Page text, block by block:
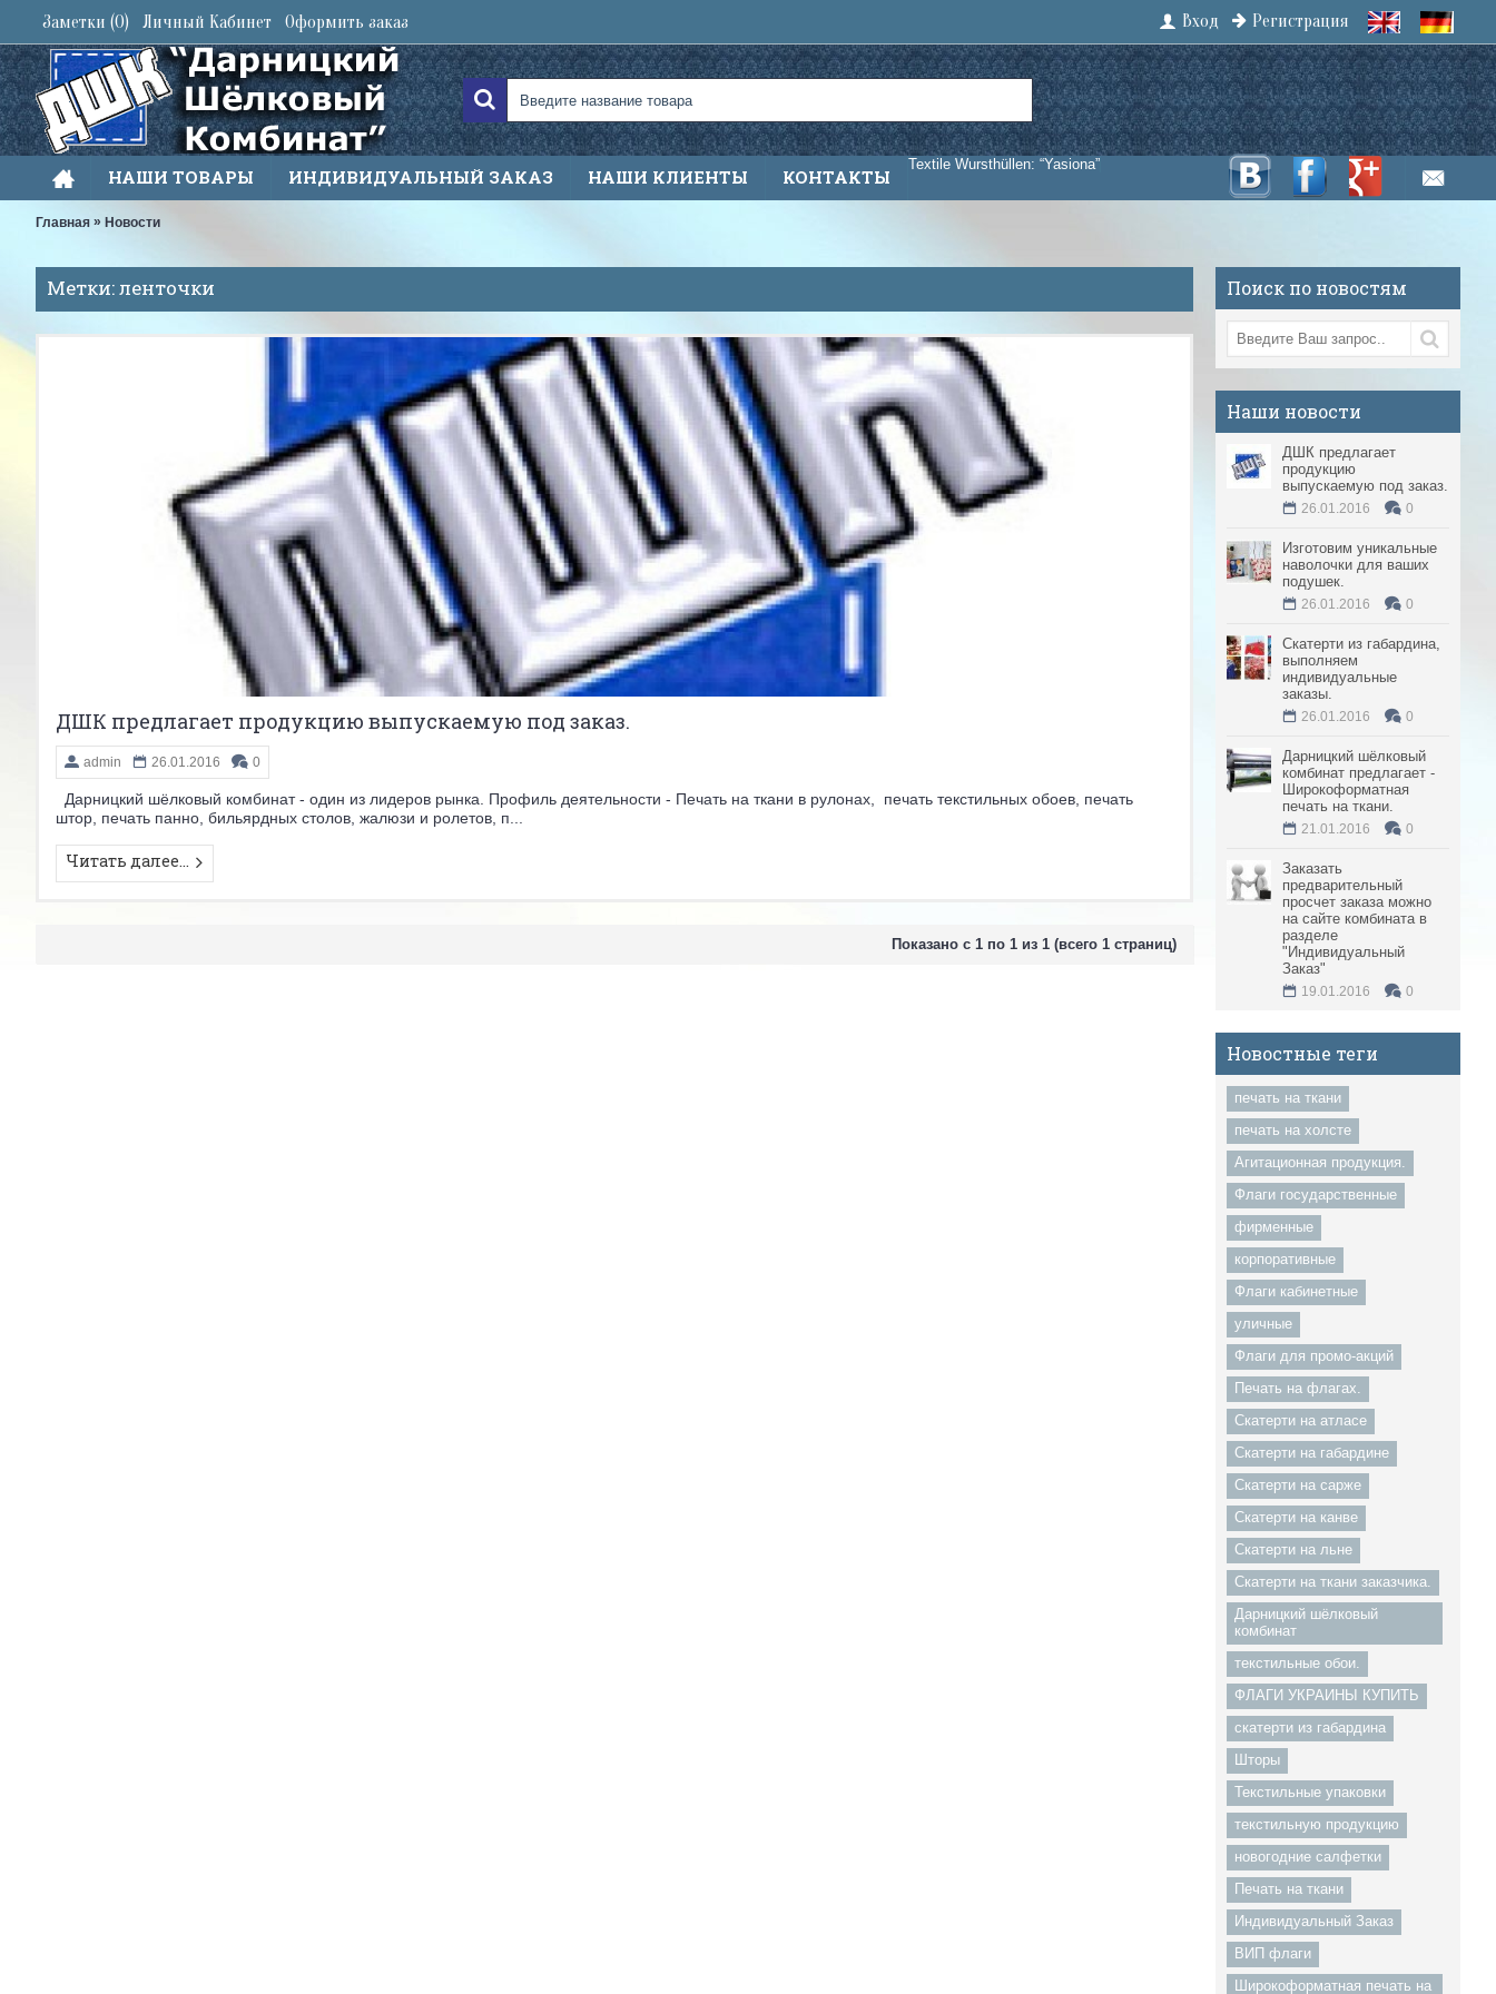
Заметки (0) Личный Кабинет Оформить заказ Вход Регистрация
НАШИ ТОВАРЫ ИНДИВИДУАЛЬНЫЙ ЗАКАЗ НАШИ КЛИЕНТЫ КОНТАКТЫ
Textile Wursthüllen: “Yasiona”
Главная » Новости
Поиск по новостям
Наши новости
ДШК предлагает
продукцию
выпускаемую под заказ.
26.01.2016 0
Изготовим уникальные
наволочки для ваших
подушек.
26.01.2016 0
Скатерти из габардина,
выполняем
индивидуальные
заказы.
26.01.2016 0
Дарницкий шёлковый
комбинат предлагает -
Широкоформатная
печать на ткани.
21.01.2016 0
Заказать
предварительный
просчет заказа можно
на сайте комбината в
разделе
"Индивидуальный
Заказ"
19.01.2016 0
Новостные теги
печать на ткани
печать на холсте
Агитационная продукция.
Флаги государственные
фирменные
корпоративные
Флаги кабинетные
уличные
Флаги для промо-акций
Печать на флагах.
Скатерти на атласе
Скатерти на габардине
Скатерти на сарже
Скатерти на канве
Скатерти на льне
Скатерти на ткани заказчика.
Дарницкий шёлковый
комбинат
текстильные обои.
ФЛАГИ УКРАИНЫ КУПИТЬ
скатерти из габардина
Шторы
Текстильные упаковки
текстильную продукцию
новогодние салфетки
Печать на ткани
Индивидуальный Заказ
ВИП флаги
Широкоформатная печать на
Метки: ленточки
ДШК предлагает продукцию выпускаемую под заказ.
admin 26.01.2016 0
Дарницкий шёлковый комбинат - один из лидеров рынка. Профиль деятельности - Печать на ткани в рулонах, печать текстильных обоев, печать
штор, печать панно, бильярдных столов, жалюзи и ролетов, п...
Читать далее...
Показано с 1 по 1 из 1 (всего 1 страниц)